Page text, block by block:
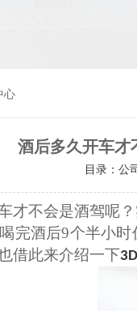
心
酒后多久开车才
目录：公
才不会是酒驾呢
完酒后9个半小时
借此来介绍一下3D